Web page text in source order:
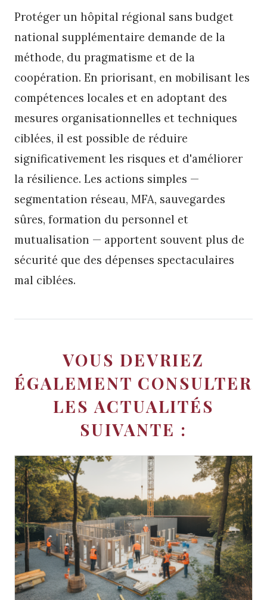
Protéger un hôpital régional sans budget
national supplémentaire demande de la
méthode, du pragmatisme et de la
coopération. En priorisant, en mobilisant les
compétences locales et en adoptant des
mesures organisationnelles et techniques
ciblées, il est possible de réduire
significativement les risques et d'améliorer
la résilience. Les actions simples —
segmentation réseau, MFA, sauvegardes
sûres, formation du personnel et
mutualisation — apportent souvent plus de
sécurité que des dépenses spectaculaires
mal ciblées.
VOUS DEVRIEZ
ÉGALEMENT CONSULTER
LES ACTUALITÉS
SUIVANTE :